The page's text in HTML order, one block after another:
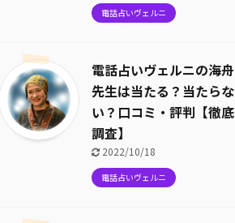
電話占いヴェルニ
電話占いヴェルニの海舟
先生は当たる？当たらな
い？口コミ・評判【徹底
調査】
2022/10/18
電話占いヴェルニ